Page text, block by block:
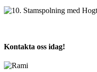
Kontakta oss idag!